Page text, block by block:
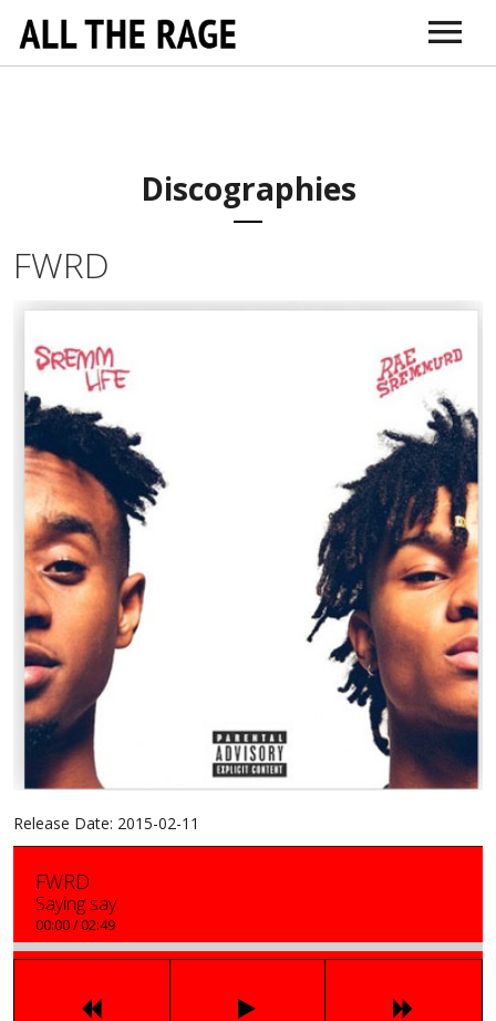
Discographies
FWRD
Release Date: 2015-02-11
FWRD
Saying say
00:00/02:49